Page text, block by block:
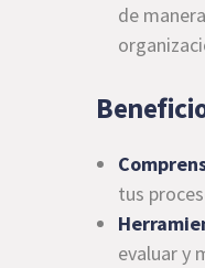
de
tus
evaluar y